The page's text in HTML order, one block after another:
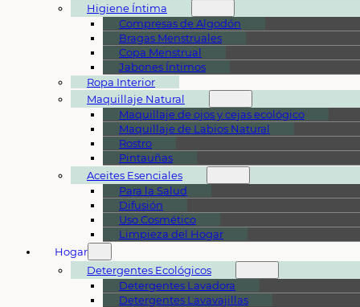
Higiene Íntima
Compresas de Algodón
Bragas Menstruales
Copa Menstrual
Jabones Íntimos
Ropa Interior
Maquillaje Natural
Maquillaje de ojos y cejas ecológico
Maquillaje de Labios Natural
Rostro
Pintauñas
Aceites Esenciales
Para la Salud
Difusión
Uso Cosmético
Limpieza del Hogar
Hogar
Detergentes Ecológicos
Detergentes Lavadora
Detergentes Lavavajillas